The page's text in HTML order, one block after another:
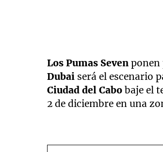
Los Pumas Seven ponen
Dubai será el escenario
Ciudad del Cabo baje el
2 de diciembre en una